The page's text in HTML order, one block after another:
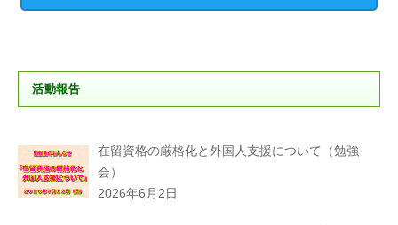
活動報告
在留資格の厳格化と外国人支援について（勉強
会）
2026年6月2日